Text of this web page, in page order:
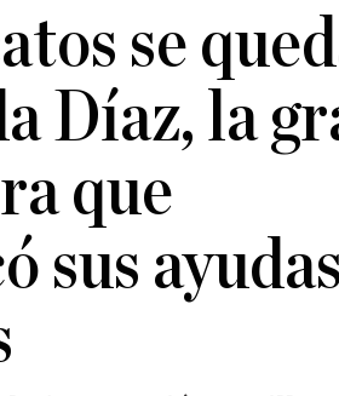
se
Díaz, la
que
sus